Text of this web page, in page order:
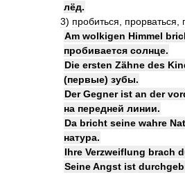
лёд.
3) пробиться прорваться
Am wolkigen Himmel
пробивается солнце.
Die ersten Zähne des
(первые) зубы.
Der Gegner ist an der
на передней линии.
Da bricht seine wahre
натура.
Ihre Verzweiflung brach
SeineAngst ist